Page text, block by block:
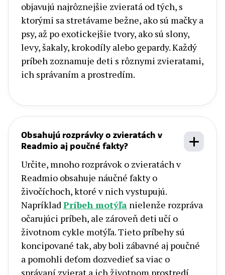
objavujú najrôznejšie zvieratá od tých, s
ktorými sa stretávame bežne, ako sú mačky a
psy, až po exotickejšie tvory, ako sú slony,
levy, šakaly, krokodíly alebo gepardy. Každý
príbeh zoznamuje deti s rôznymi zvieratami,
ich správaním a prostredím.
Obsahujú rozprávky o zvieratách v
Readmio aj poučné fakty?
Určite, mnoho rozprávok o zvieratách v
Readmio obsahuje náučné fakty o
živočíchoch, ktoré v nich vystupujú.
NapríkladPríbeh motýľa nielenže rozpráva
očarujúci príbeh, ale zároveň deti učí o
životnom cykle motýľa. Tieto príbehy sú
koncipované tak, aby boli zábavné aj poučné
a pomohli deťom dozvedieť sa viac o
správaní zvierat a ich životnom prostredí.